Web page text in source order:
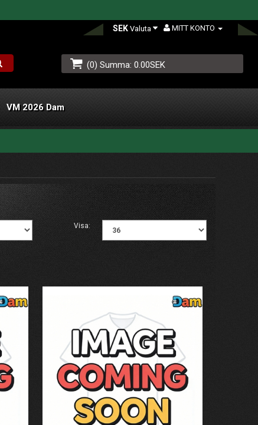
MITT KONTO
SEK Valuta
(0) Summa: 0.00SEK
VM 2026 Dam
Visa: